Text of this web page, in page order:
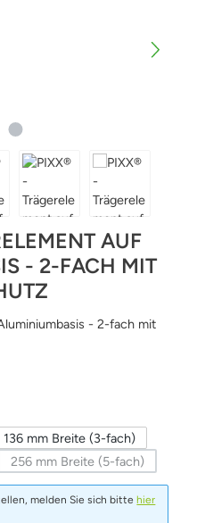
AUF
- 2-FACH MIT
- 2-fach mit
136 mm Breite (3-fach)
256 mm Breite (5-fach)
(Diese Option ist zurzeit
melden Sie sich bittehier